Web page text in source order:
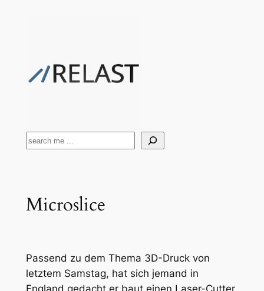
Suchen
Microslice
Passend zu dem Thema 3D-Druck von
letztem Samstag, hat sich jemand in
England gedacht er baut einen Laser-Cutter.